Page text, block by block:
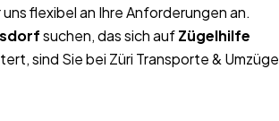
flexibel an Ihre Anforderungen an.
suchen, das sich aufZügelhilfe
sind Sie bei Züri Transporte & Umzüge